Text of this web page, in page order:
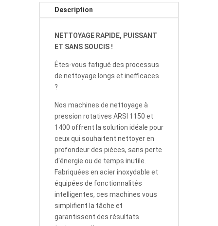
Description
NETTOYAGE RAPIDE, PUISSANT
ET SANS SOUCIS !
Êtes-vous fatigué des processus
de nettoyage longs et inefficaces
?
Nos machines de nettoyage à
pression rotatives ARSI 1150 et
1400 offrent la solution idéale pour
ceux qui souhaitent nettoyer en
profondeur des pièces, sans perte
d'énergie ou de temps inutile.
Fabriquées en acier inoxydable et
équipées de fonctionnalités
intelligentes, ces machines vous
simplifient la tâche et
garantissent des résultats